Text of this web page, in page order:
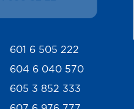
601 6 505 222
604 6 040 570
605 3 852 333